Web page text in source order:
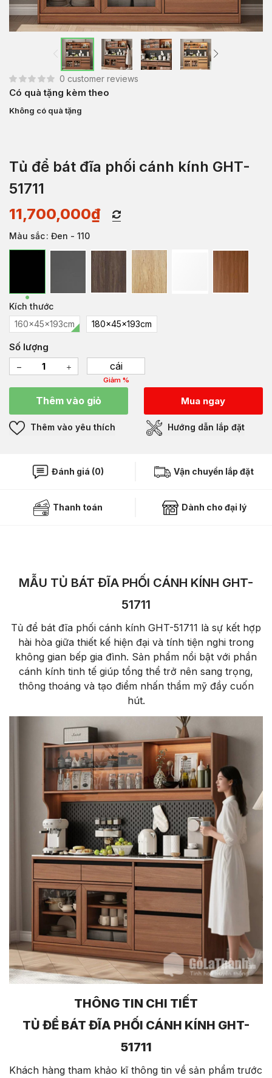
0 customer reviews
Có quà tặng kèm theo
Không có quà tặng
Tủ để bát đĩa phối cánh kính GHT-
51711
11,700,000₫
Màu sắc: Đen - 110
Kích thước
160x45x193cm
180x45x193cm
Số lượng
cái
Giảm %
Thêm vào giỏ Mua ngay
Thêm vào yêu thích Hướng dẫn lắp đặt
Đánh giá (0) Vận chuyển lắp đặt
Thanh toán Dành cho đại lý
MẪU TỦ BÁT ĐĨA PHỐI CÁNH KÍNH GHT-
51711
Tủ để bát đĩa phối cánh kính GHT-51711 là sự kết hợp
hài hòa giữa thiết kế hiện đại và tính tiện nghi trong
không gian bếp gia đình. Sản phẩm nổi bật với phần
cánh kính tinh tế giúp tổng thể trở nên sang trọng,
thông thoáng và tạo điểm nhấn thẩm mỹ đầy cuốn
hút.
THÔNG TIN CHI TIẾT
TỦ ĐỂ BÁT ĐĨA PHỐI CÁNH KÍNH GHT-
51711
Khách hàng tham khảo kĩ thông tin về sản phẩm trước